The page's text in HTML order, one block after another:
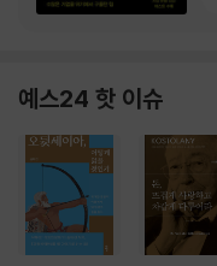
예스24 핫 이슈